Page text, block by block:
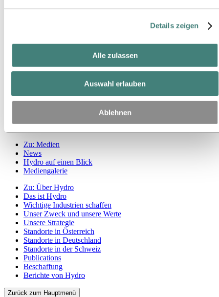
welche Drittanbieter es sich handelt.
Details zeigen
Alle zulassen
Auswahl erlauben
Ablehnen
Tätigkeit im brasilianischen Amazonasgebiet
Studierende und Absolventen
Arbeiten bei Hydro
Lerne unsere Mitarbeitenden kennen
Kontakt und FAQ
Zu: Medien
News
Hydro auf einen Blick
Mediengalerie
Zu: Über Hydro
Das ist Hydro
Wichtige Industrien schaffen
Unser Zweck und unsere Werte
Unsere Strategie
Standorte in Österreich
Standorte in Deutschland
Standorte in der Schweiz
Publications
Beschaffung
Berichte von Hydro
Zurück zum Hauptmenü